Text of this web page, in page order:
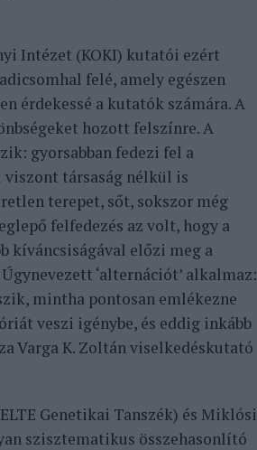
Intézet (KOKI) kutatói ezért
felé, amely egészen
érdekessé a kutatók számára. A
hozott felszínre. A
gyorsabban fedezi fel a
viszont társaság nélkül is
terepet, sőt, sokszor még
felfedezés az volt, hogy a
kíváncsiságával előzi meg a
‘alternációt’ alkalmaz:
mintha pontosan emlékezne
veszi igénybe, és eddig inkább
Varga K. Zoltán viselkedéskutató
Genetikai Tanszék) és Miklósi
szisztematikus összehasonlító